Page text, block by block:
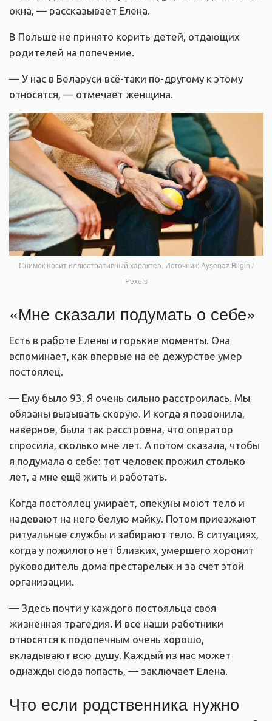
окна, — рассказывает Елена.
В Польше не принято корить детей, отдающих
родителей на попечение.
— У нас в Беларуси всё-таки по-другому к этому
относятся, — отмечает женщина.
Снимок носит иллюстративный характер. Источник: Ayşenaz Bilgin /
Pexels
«Мне сказали подумать о себе»
Есть в работе Елены и горькие моменты. Она
вспоминает, как впервые на её дежурстве умер
постоялец.
— Ему было 93. Я очень сильно расстроилась. Мы
обязаны вызывать скорую. И когда я позвонила,
наверное, была так расстроена, что оператор
спросила, сколько мне лет. А потом сказала, чтобы
я подумала о себе: тот человек прожил столько
лет, а мне ещё жить и работать.
Когда постоялец умирает, опекуны моют тело и
надевают на него белую майку. Потом приезжают
ритуальные службы и забирают тело. В ситуациях,
когда у пожилого нет близких, умершего хоронит
руководитель дома престарелых и за счёт этой
организации.
— Здесь почти у каждого постояльца своя
жизненная трагедия. И все наши работники
относятся к подопечным очень хорошо,
вкладывают всю душу. Каждый из нас может
однажды сюда попасть, — заключает Елена.
Что если родственника нужно